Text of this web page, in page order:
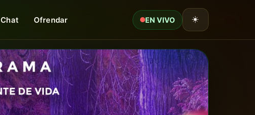
Chat Ofrendar EN VIVO ☀️